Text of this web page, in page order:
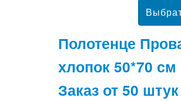
Полотенце
хлопок 50*70 см
Заказ от 50 штук